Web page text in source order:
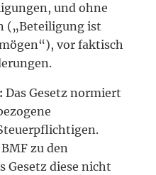
und ohne
(„Beteiligung ist
vor faktisch
Das Gesetz normiert
zu den
Gesetz diese nicht